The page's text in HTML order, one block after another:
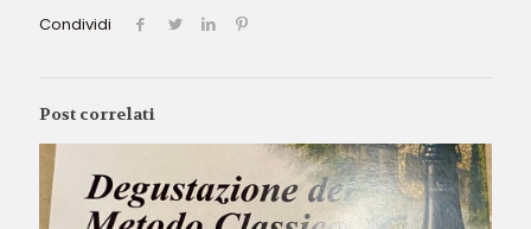
Condividi
Post correlati